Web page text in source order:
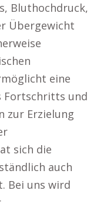
Bluthochdruck,
Übergewicht
eine
Fortschritts und
zur Erzielung
sich die
auch
Bei uns wird